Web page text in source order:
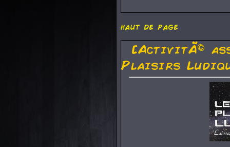
haut de page
[ActivitÃ©
Plaisirs